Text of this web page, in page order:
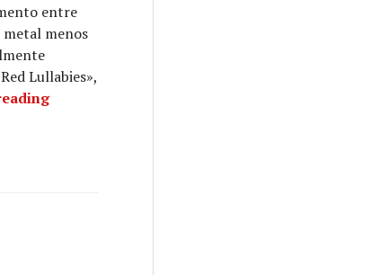
entre
menos
Lullabies»,
HOOFMARK: «A clapalong» [estreia exclusiva]